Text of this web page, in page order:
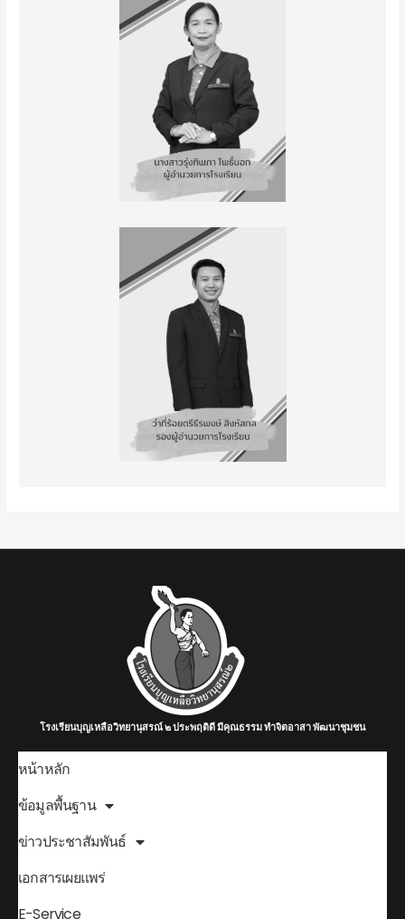
โรงเรียนบุญเหลือวิทยานุสรณ์ ๒ ประพฤติดี มีคุณธรรม ทำจิตอาสา พัฒนาชุมชน
หน้าหลัก
ข้อมูลพื้นฐาน
ข่าวประชาสัมพันธ์
เอกสารเผยแพร่
E-Service